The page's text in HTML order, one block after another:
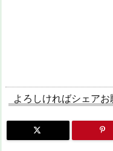
よろしければシェアお